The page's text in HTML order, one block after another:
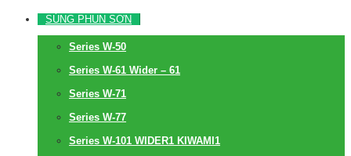
SÚNG PHUN SƠN
Series W-50
Series W-61 Wider – 61
Series W-71
Series W-77
Series W-101 WIDER1 KIWAMI1